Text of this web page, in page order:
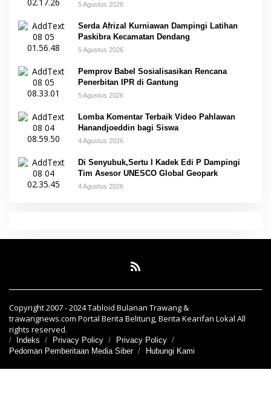
5 Agustus 2026
Serda Afrizal Kurniawan Dampingi Latihan
Paskibra Kecamatan Dendang
5 Agustus 2026
Pemprov Babel Sosialisasikan Rencana
Penerbitan IPR di Gantung
5 Agustus 2026
Lomba Komentar Terbaik Video Pahlawan
Hanandjoeddin bagi Siswa
4 Agustus 2026
Di Senyubuk,Sertu I Kadek Edi P Dampingi
Tim Asesor UNESCO Global Geopark
4 Agustus 2026
Copyright 2007 - 2024 Tabloid Bulanan Trawang &
trawangnews.com Portal Berita Belitung, Berita Kearifan Lokal All
rights reserved.
Indeks Privacy Policy
Privacy Policy
Pedoman Pemberitaan Media Siber
Hubungi Kami